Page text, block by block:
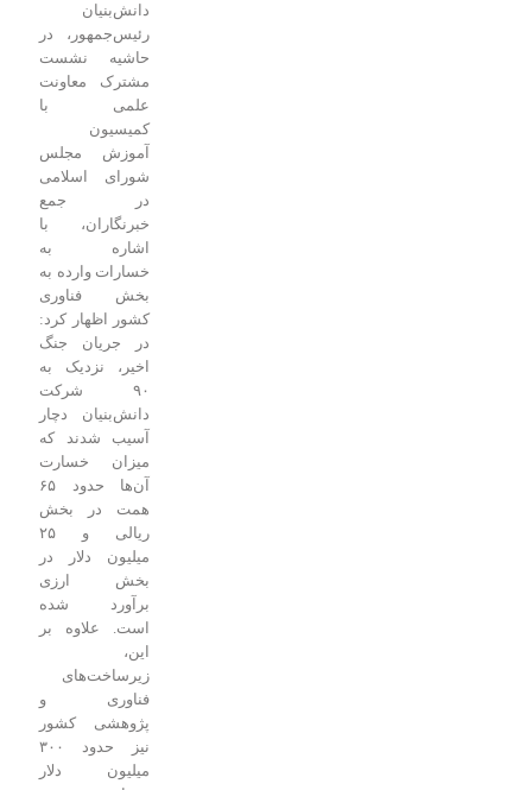
رئیس‌جمهور، در
حاشیه نشست
مشترک معاونت
علمی با
آموزش مجلس
شورای اسلامی
در جمع
خبرنگاران، با
اشاره به
خسارات وارده به
بخش فناوری
کشور اظهار کرد:
در جریان جنگ
اخیر، نزدیک به
۹۰ شرکت
دانش‌بنیان دچار
آسیب شدند که
میزان خسارت
آن‌ها حدود ۶۵
همت در بخش
ریالی و ۲۵
میلیون دلار در
بخش ارزی
برآورد شده
است. علاوه بر
زیرساخت‌های
فناوری و
پژوهشی کشور
نیز حدود ۳۰۰
میلیون دلار